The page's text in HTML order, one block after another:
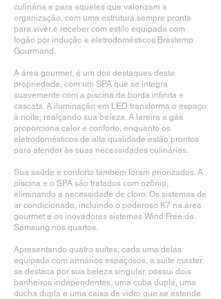
culinária e para aqueles que valorizam a
organização, com uma estrutura sempre pronta
para viver e receber com estilo equipada com
fogão por indução e eletrodomésticos Brastemp
Gourmand.
A área gourmet, é um dos destaques desta
propriedade, com um SPA que se integra
suavemente com a piscina de borda infinita e
cascata. A iluminação em LED transforma o espaço
à noite, realçando sua beleza. A lareira a gás
proporciona calor e conforto, enquanto os
eletrodomésticos de alta qualidade estão prontos
para atender às suas necessidades culinárias.
Sua saúde e conforto também foram priorizados. A
piscina e o SPA são tratados com ozônio,
eliminando a necessidade de cloro. Os sistemas de
ar condicionado, incluindo o poderoso K7 na área
gourmet e os inovadores sistemas Wind Free da
Samsung nos quartos.
Apresentando quatro suítes, cada uma delas
equipada com armários espaçosos, a suíte master
se destaca por sua beleza singular, possui dois
banheiros independentes, uma cuba dupla, uma
ducha dupla e uma caixa de vidro que se estende